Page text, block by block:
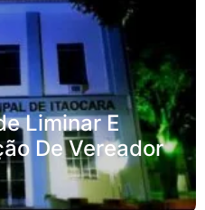
Liminar E
De Vereador